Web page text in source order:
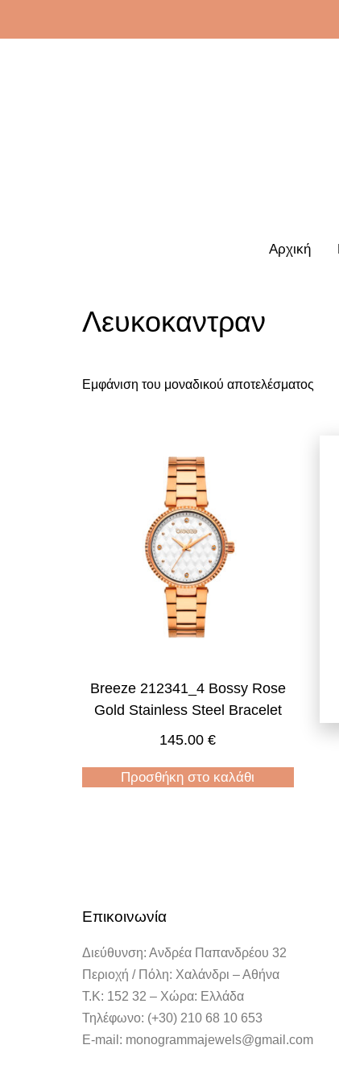
Αρχική
Λευκοκαντραν
Εμφάνιση του μοναδικού αποτελέσματος
Breeze 212341_4 Bossy Rose
Gold Stainless Steel Bracelet
145.00€
Προσθήκη στο καλάθι
Επικοινωνία
Διεύθυνση: Ανδρέα Παπανδρέου 32
Περιοχή / Πόλη: Χαλάνδρι – Αθήνα
Τ.Κ: 152 32 – Χώρα: Ελλάδα
Τηλέφωνο: (+30) 210 68 10 653
E-mail: monogrammajewels@gmail.com